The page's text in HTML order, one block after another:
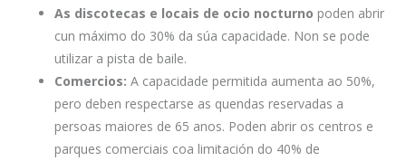
As discotecas e locais de ocio nocturno poden abrir
cun máximo do 30% da súa capacidade. Non se pode
utilizar a pista de baile.
Comercios: A capacidade permitida aumenta ao 50%,
pero deben respectarse as quendas reservadas a
persoas maiores de 65 anos. Poden abrir os centros e
parques comerciais coa limitación do 40% de